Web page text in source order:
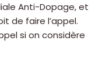
Anti-Dopage, et
de faire l’appel.
si on considère